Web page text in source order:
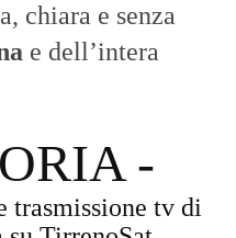
chiara e senza
e dell’intera
-
trasmissione tv di